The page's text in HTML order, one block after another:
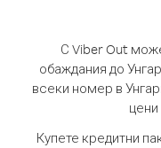
С Viber Out
обаждания до
всеки номер в
цени
Купете кредитни